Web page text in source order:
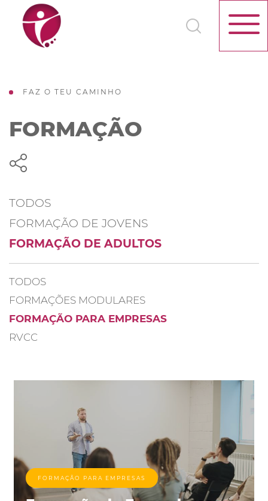
FAZ O TEU CAMINHO
FORMAÇÃO
TODOS
FORMAÇÃO DE JOVENS
FORMAÇÃO DE ADULTOS
TODOS
FORMAÇÕES MODULARES
FORMAÇÃO PARA EMPRESAS
RVCC
FORMAÇÃO PARA EMPRESAS